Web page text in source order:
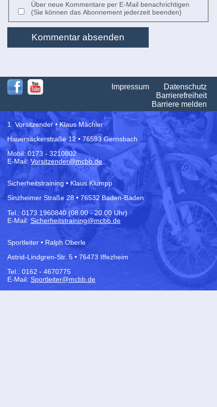
Über neue Kommentare per E-Mail benachrichtigen
(Sie können das Abonnement jederzeit beenden)
Kommentar absenden
Impressum
Datenschutz
Barrierefreiheit
Barriere melden
1. Vorsitzender • Klaus Mächler
Hauersäckerstraße 12 • 76593 Gernsbach
Mobil: 0173 - 3210802
E-Mail:Vorsitzender@mcbb.de
Sicherheitstraining • Klaus Klumpp
Sinzheimer Straße 28 • 76532 Baden-Baden
Tel.: 0173 1960840 (08.00 - 20.00 Uhr)
E-Mail: Sicherheitstraining@mcbb.de
Sportleiter • Ralph Oberle
Astrid-Lindgren-Str. 5 • 76473 Iffezheim
Tel.: 0162 - 4670775
E-Mail: Sportleiter@mcbb.de